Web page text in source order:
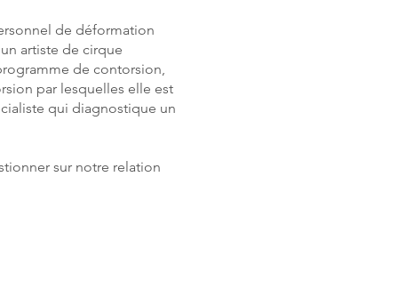
de déformation
artiste de cirque
de contorsion,
par lesquelles elle est
qui diagnostique un
sur notre relation